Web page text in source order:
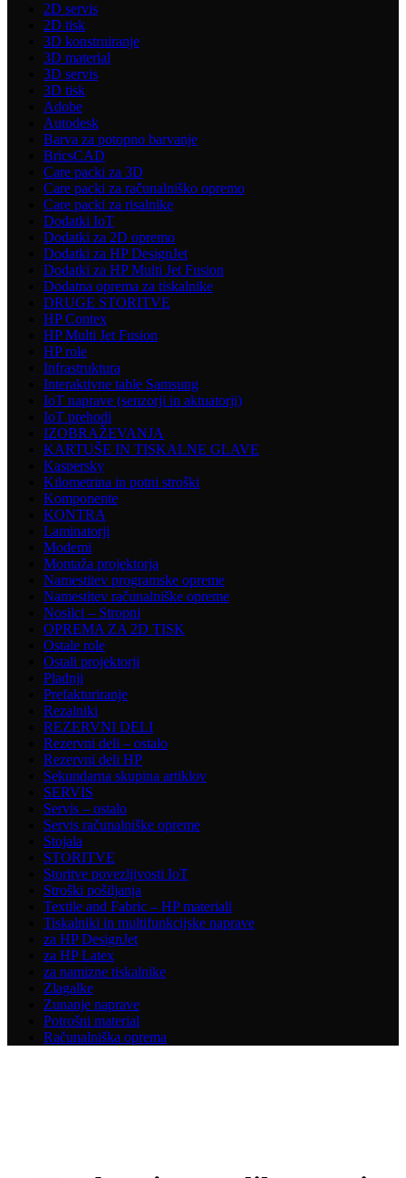
2D servis
2D tisk
3D konstruiranje
3D material
3D servis
3D tisk
Adobe
Autodesk
Barva za potopno barvanje
BricsCAD
Care packi za 3D
Care packi za računalniško opremo
Care packi za risalnike
Dodatki IoT
Dodatki za 2D opremo
Dodatki za HP DesignJet
Dodatki za HP Multi Jet Fusion
Dodatna oprema za tiskalnike
DRUGE STORITVE
HP Contex
HP Multi Jet Fusion
HP role
Infrastruktura
Interaktivne table Samsung
IoT naprave (senzorji in aktuatorji)
IoT prehodi
IZOBRAŽEVANJA
KARTUŠE IN TISKALNE GLAVE
Kaspersky
Kilometrina in potni stroški
Komponente
KONTRA
Laminatorji
Modemi
Montaža projektorja
Namestitev programske opreme
Namestitev računalniške opreme
Nosilci – Stropni
OPREMA ZA 2D TISK
Ostale role
Ostali projektorji
Pladnji
Prefakturiranje
Rezalniki
REZERVNI DELI
Rezervni deli – ostalo
Rezervni deli HP
Sekundarna skupina artiklov
SERVIS
Servis – ostalo
Servis računalniške opreme
Stojala
STORITVE
Storitve povezljivosti IoT
Stroški pošiljanja
Textile and Fabric – HP materiali
Tiskalniki in multifunkcijske naprave
za HP DesignJet
za HP Latex
za namizne tiskalnike
Zlagalke
Zunanje naprave
Potrošni material
Računalniška oprema